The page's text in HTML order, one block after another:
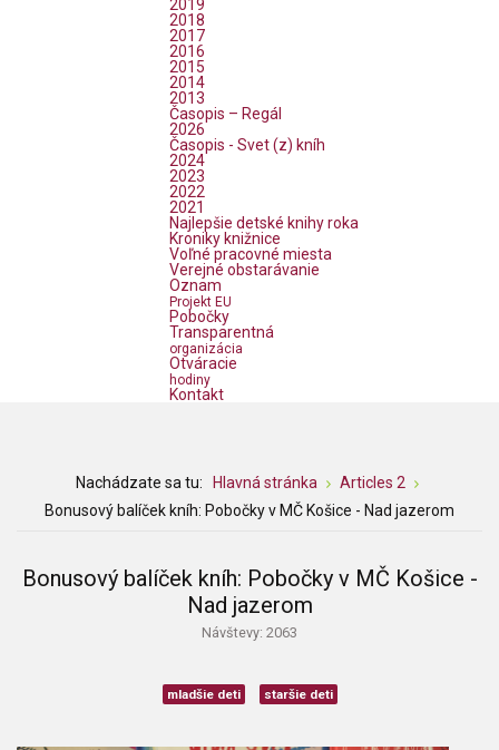
2019
2018
2017
2016
2015
2014
2013
Časopis – Regál
2026
Časopis - Svet (z) kníh
2024
2023
2022
2021
Najlepšie detské knihy roka
Kroniky knižnice
Voľné pracovné miesta
Verejné obstarávanie
Oznam
Projekt EU
Pobočky
Transparentná
organizácia
Otváracie
hodiny
Kontakt
Nachádzate sa tu: Hlavná stránka
Articles 2
Bonusový balíček kníh: Pobočky v MČ Košice - Nad jazerom
Bonusový balíček kníh: Pobočky v MČ Košice -
Nad jazerom
Návštevy: 2063
mladšie deti staršie deti